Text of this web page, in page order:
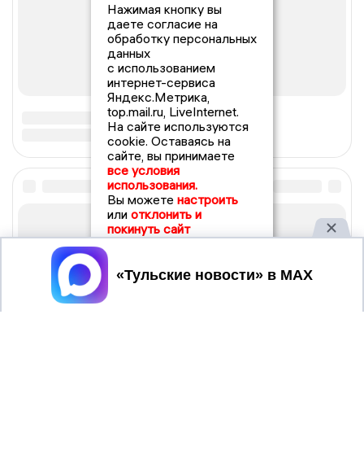
Нажимая кнопку вы
даете согласие на
обработку персональных
данных
с использованием
интернет-сервиса
Яндекс.Метрика,
top.mail.ru, LiveInternet.
На сайте используются
cookie. Оставаясь на
сайте, вы принимаете
все условия
использования.
Вы можете настроить
или отклонить и
покинуть сайт
Принять